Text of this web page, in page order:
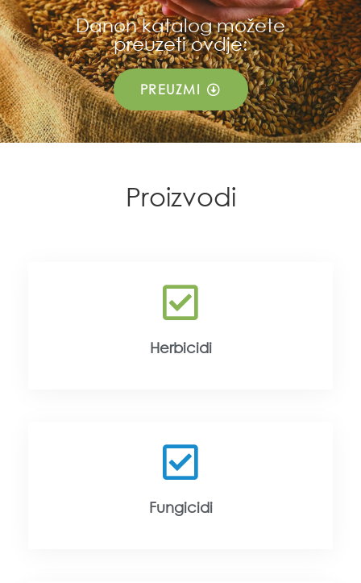
Danon katalog možete
preuzeti ovdje:
PREUZMI
Proizvodi
Herbicidi
Fungicidi